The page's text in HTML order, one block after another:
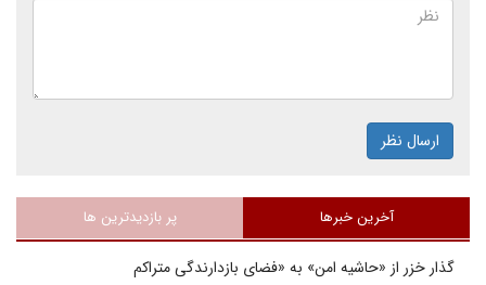
ارسال نظر
آخرین خبرها پر بازدیدترین ها
گذار خزر از «حاشیه امن» به «فضای بازدارندگی متراکم